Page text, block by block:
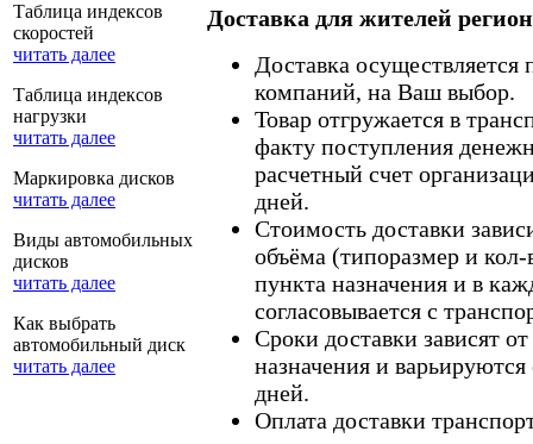
Таблица индексов
скоростей
читать далее
Таблица индексов
нагрузки
читать далее
Маркировка дисков
читать далее
Виды автомобильных
дисков
читать далее
Как выбрать
автомобильный диск
читать далее
Доставка для жителей
Доставка
компаний, на Ваш выбор.
Товар отгружается в
факту поступления
расчетный счет
дней.
Стоимость доставки
объёма (типоразмер и кол-
пункта назначения и в
согласовывается с
Сроки доставки зависят
назначения и
дней.
Оплата доставки